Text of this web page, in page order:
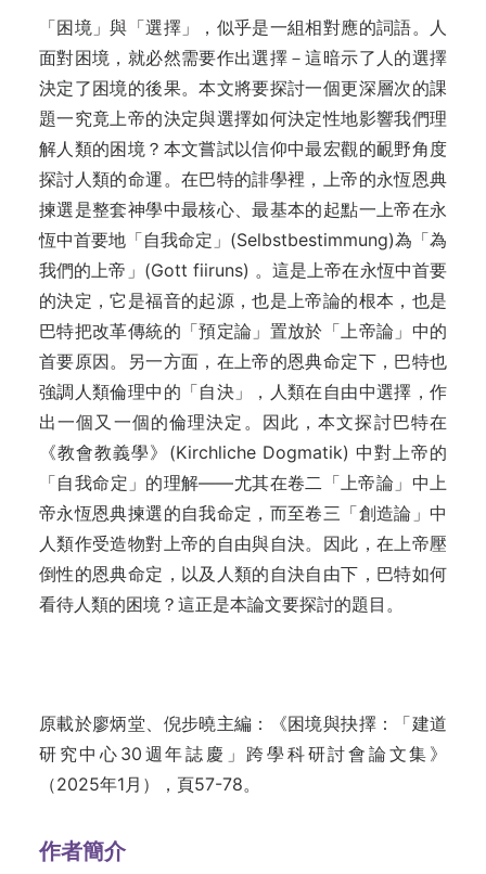
「困境」與「選擇」，似乎是一組相對應的詞語。人
面對困境，就必然需要作出選擇－這暗示了人的選擇
決定了困境的後果。本文將要探討一個更深層次的課
題一究竟上帝的決定與選擇如何決定性地影響我們理
解人類的困境？本文嘗試以信仰中最宏觀的靦野角度
探討人類的命運。在巴特的誹學裡，上帝的永恆恩典
揀選是整套神學中最核心、最基本的起點一上帝在永
恆中首要地「自我命定」(Selbstbestimmung)為「為
我們的上帝」(Gott fiiruns) 。這是上帝在永恆中首要
的決定，它是福音的起源，也是上帝論的根本，也是
巴特把改革傳統的「預定論」置放於「上帝論」中的
首要原因。另一方面，在上帝的恩典命定下，巴特也
強調人類倫理中的「自決」，人類在自由中選擇，作
出一個又一個的倫理決定。因此，本文探討巴特在
《教會教義學》(Kirchliche Dogmatik) 中對上帝的
「自我命定」的理解——尤其在卷二「上帝論」中上
帝永恆恩典揀選的自我命定，而至卷三「創造論」中
人類作受造物對上帝的自由與自決。因此，在上帝壓
倒性的恩典命定，以及人類的自決自由下，巴特如何
看待人類的困境？這正是本論文要探討的題目。
原載於廖炳堂、倪步曉主編：《困境與抉擇：「建道
研究中心30週年誌慶」跨學科研討會論文集》
（2025年1月），頁57-78。
作者簡介